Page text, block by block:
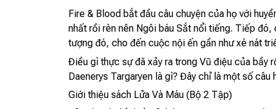
Fire & Blood bắt đầu câu chuyện của họ với
nhất rồi rèn nên Ngôi báu Sắt nổi tiếng. Tiếp
tượng đó, cho đến cuộc nội ến gần như xé nát
Điều gì thực sự đã xảy ra trong Vũ điệu của bầy
Daenerys Targaryen là gì? Đây chỉ là một số
Giới thiệu sách Lửa Và Máu (Bộ 2 Tập)